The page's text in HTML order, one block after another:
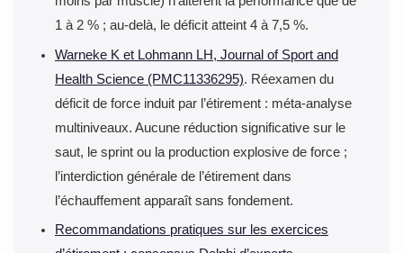
1 à 2 % ; au-delà, le déficit atteint 4 à 7,5 %.
Warneke K et Lohmann LH, Journal of Sport and
Health Science (PMC11336295). Réexamen du
déficit de force induit par l’étirement : méta-analyse
multiniveaux. Aucune réduction significative sur le
saut, le sprint ou la production explosive de force ;
l’interdiction générale de l’étirement dans
l’échauffement apparaît sans fondement.
Recommandations pratiques sur les exercices